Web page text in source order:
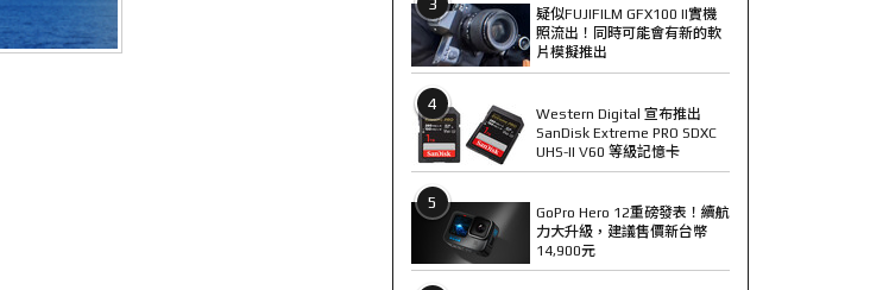
疑似FUJIFILM GFX100 II實機
照流出！同時可能會有新的軟
片模擬推出
4
Western Digital 宣布推出
SanDisk Extreme PRO SDXC
UHS-II V60 等級記憶卡
5
GoPro Hero 12重磅發表！續航
力大升級，建議售價新台幣
14,900元